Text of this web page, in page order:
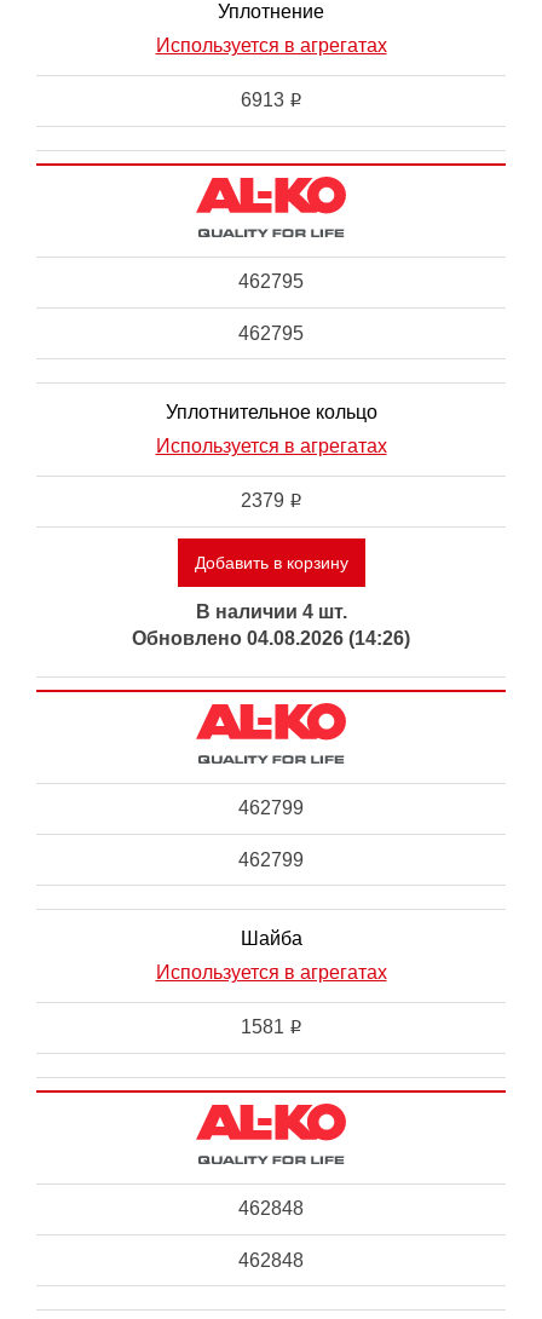
Уплотнение
Используется в агрегатах
6913 i
462795
462795
Уплотнительное кольцо
Используется в агрегатах
2379 i
Добавить в корзину
В наличии 4 шт.
Обновлено 04.08.2026 (14:26)
462799
462799
Шайба
Используется в агрегатах
1581 i
462848
462848